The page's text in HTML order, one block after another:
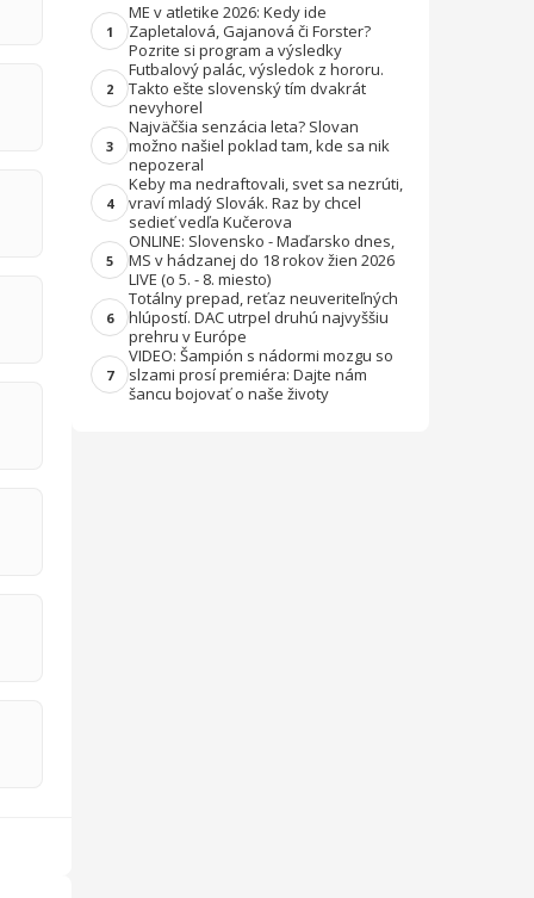
1
ME v atletike 2026: Kedy ide
Zapletalová, Gajanová či Forster?
Pozrite si program a výsledky
2
Futbalový palác, výsledok z hororu.
Takto ešte slovenský tím dvakrát
nevyhorel
3
Najväčšia senzácia leta? Slovan
možno našiel poklad tam, kde sa nik
nepozeral
4
Keby ma nedraftovali, svet sa nezrúti,
vraví mladý Slovák. Raz by chcel
sedieť vedľa Kučerova
5
ONLINE: Slovensko - Maďarsko dnes,
MS v hádzanej do 18 rokov žien 2026
LIVE (o 5. - 8. miesto)
6
Totálny prepad, reťaz neuveriteľných
hlúpostí. DAC utrpel druhú najvyššiu
prehru v Európe
7
VIDEO: Šampión s nádormi mozgu so
slzami prosí premiéra: Dajte nám
šancu bojovať o naše životy